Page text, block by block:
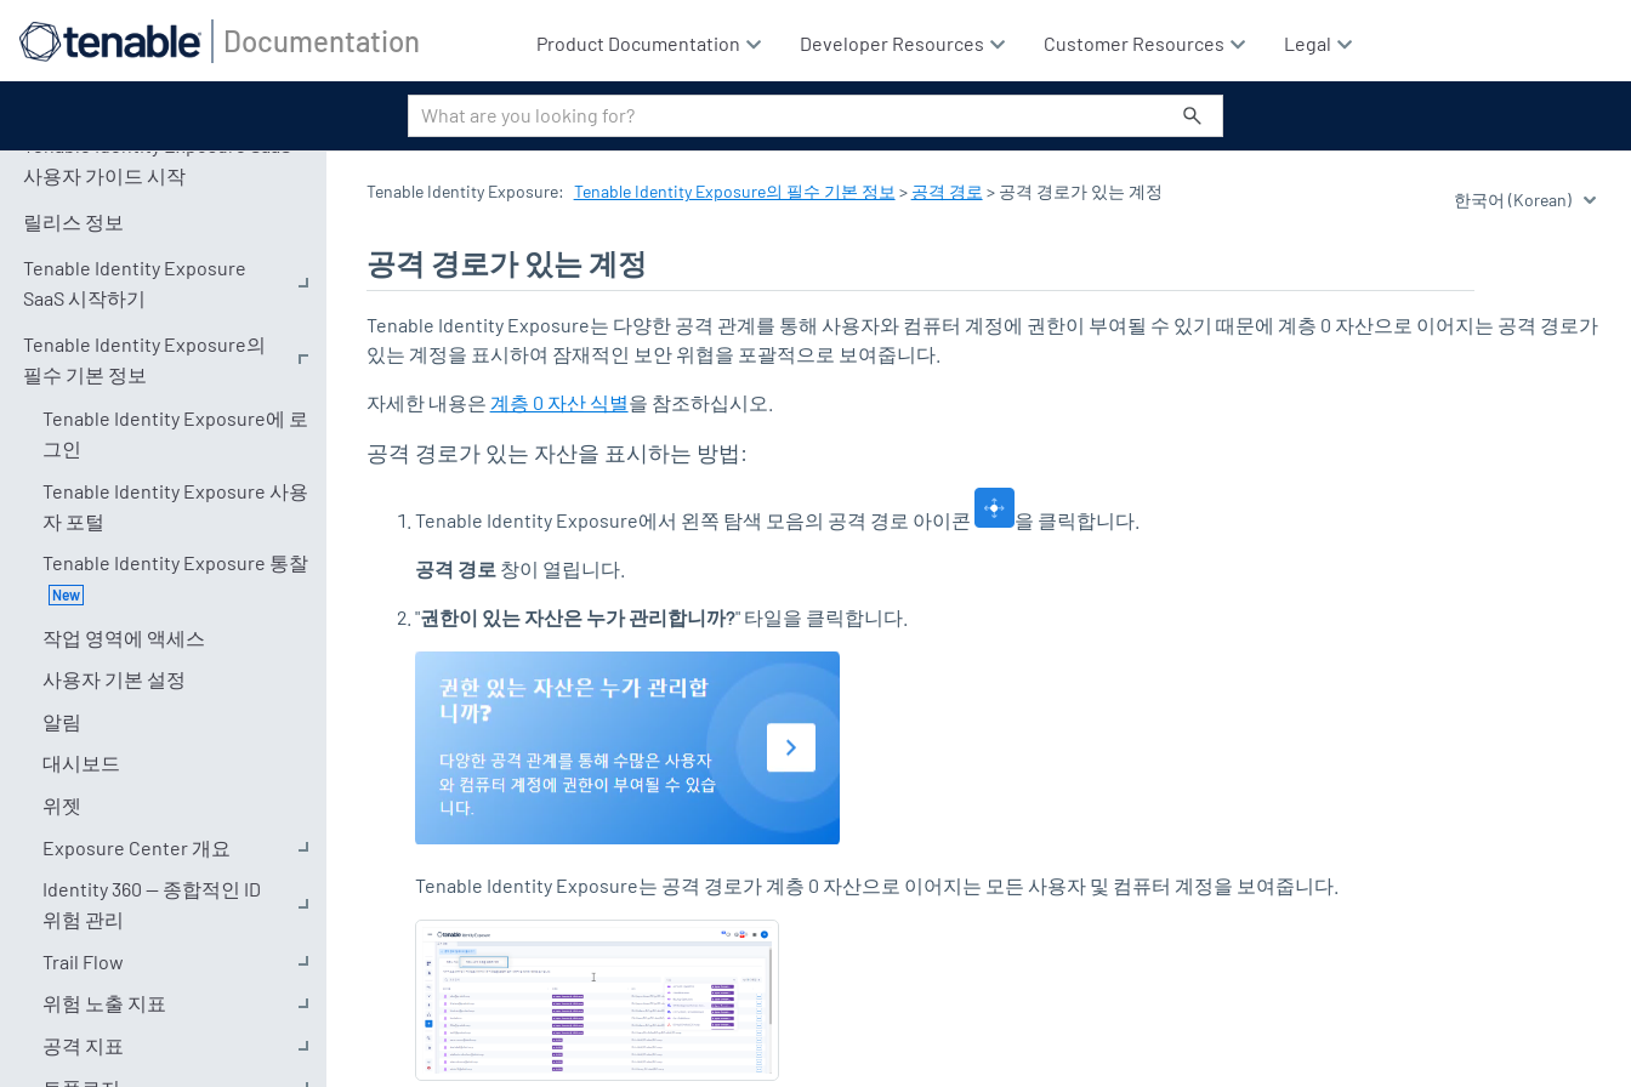
기본 콘텐츠로 건너뛰기
Documentation Product Documentation Developer Resources Customer Resources Legal
Tenable Identity Exposure SaaS
사용자 가이드 시작
릴리스 정보
Tenable Identity Exposure
SaaS 시작하기
Tenable Identity Exposure의
필수 기본 정보
Tenable Identity Exposure에 로
그인
Tenable Identity Exposure 사용
자 포털
Tenable Identity Exposure 통찰
작업 영역에 액세스
사용자 기본 설정
알림
대시보드
위젯
Exposure Center 개요
Identity 360 — 종합적인 ID
위험 관리
Trail Flow
위험 노출 지표
공격 지표
Tenable Identity Exposure: Tenable Identity Exposure의 필수 기본 정보 > 공격 경로 > 공격 경로가 있는 계정
공격 경로가 있는 계정
Tenable Identity Exposure는 다양한 공격 관계를 통해 사용자와 컴퓨터 계정에 권한이 부여될 수 있기 때문에 계층 0 자산으로 이어지는 공격 경로가
있는 계정을 표시하여 잠재적인 보안 위협을 포괄적으로 보여줍니다.
자세한 내용은 계층 0 자산 식별을 참조하십시오.
공격 경로가 있는 자산을 표시하는 방법:
Tenable Identity Exposure에서 왼쪽 탐색 모음의 공격 경로 아이콘 을 클릭합니다.
공격 경로 창이 열립니다.
"권한이 있는 자산은 누가 관리합니까?" 타일을 클릭합니다.
Tenable Identity Exposure는 공격 경로가 계층 0 자산으로 이어지는 모든 사용자 및 컴퓨터 계정을 보여줍니다.